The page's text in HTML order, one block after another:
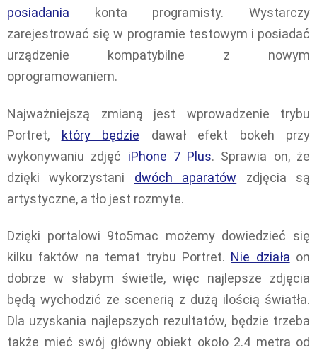
posiadania konta programisty. Wystarczy
zarejestrować się w programie testowym i posiadać
urządzenie kompatybilne z nowym
oprogramowaniem.
Najważniejszą zmianą jest wprowadzenie trybu
Portret, który będzie dawał efekt bokeh przy
wykonywaniu zdjęć iPhone 7 Plus. Sprawia on, że
dzięki wykorzystani dwóch aparatów zdjęcia są
artystyczne, a tło jest rozmyte.
Dzięki portalowi 9to5mac możemy dowiedzieć się
kilku faktów na temat trybu Portret. Nie działa on
dobrze w słabym świetle, więc najlepsze zdjęcia
będą wychodzić ze scenerią z dużą ilością światła.
Dla uzyskania najlepszych rezultatów, będzie trzeba
także mieć swój główny obiekt około 2.4 metra od